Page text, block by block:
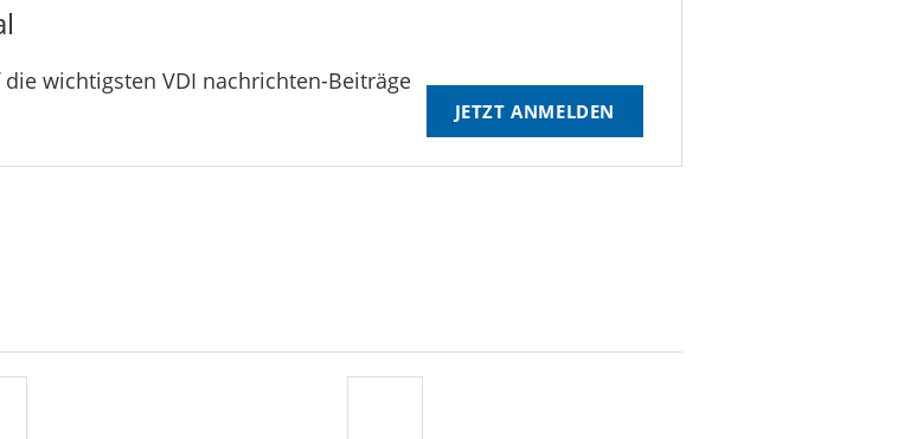
wichtigsten VDI nachrichten-Beiträge
JETZT ANMELDEN